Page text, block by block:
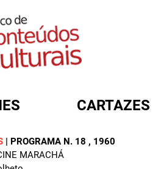
CARTAZES
| PROGRAMA N. 18 , 1960
MARACHÁ
DE BUSCA